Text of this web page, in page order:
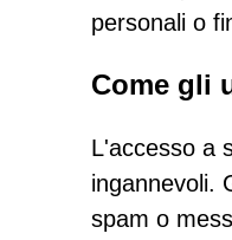
personali o
Come gli
L'accesso a
ingannevoli.
spam o